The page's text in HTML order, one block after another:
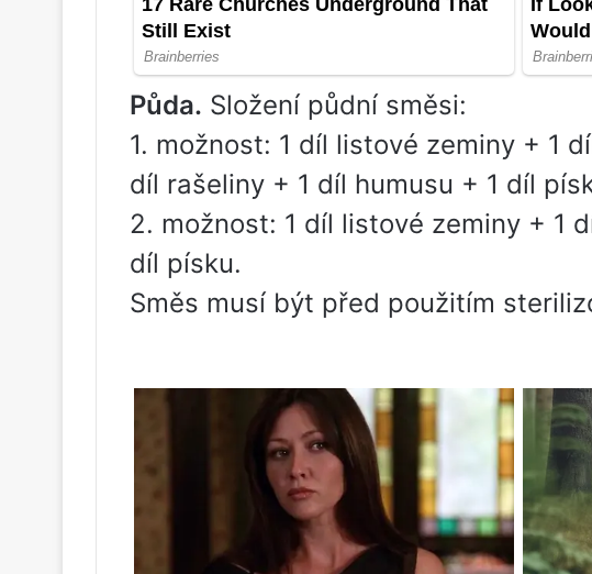
Půda. Složení půdní směsi:
1. možnost: 1 díl listové zeminy + 1
díl rašeliny + 1 díl humusu + 1 díl
2. možnost: 1 díl listové zeminy + 1
díl písku.
Směs musí být před použitím